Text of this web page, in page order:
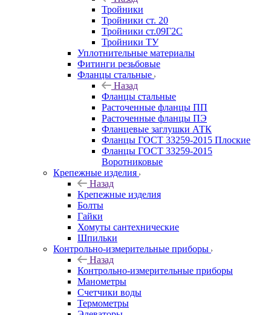
Тройники
Тройники ст. 20
Тройники ст.09Г2С
Тройники ТУ
Уплотнительные материалы
Фитинги резьбовые
Фланцы стальные
Назад
Фланцы стальные
Расточенные фланцы ПП
Расточенные фланцы ПЭ
Фланцевые заглушки АТК
Фланцы ГОСТ 33259-2015 Плоские
Фланцы ГОСТ 33259-2015
Воротниковые
Крепежные изделия
Назад
Крепежные изделия
Болты
Гайки
Хомуты сантехнические
Шпильки
Контрольно-измерительные приборы
Назад
Контрольно-измерительные приборы
Манометры
Счетчики воды
Термометры